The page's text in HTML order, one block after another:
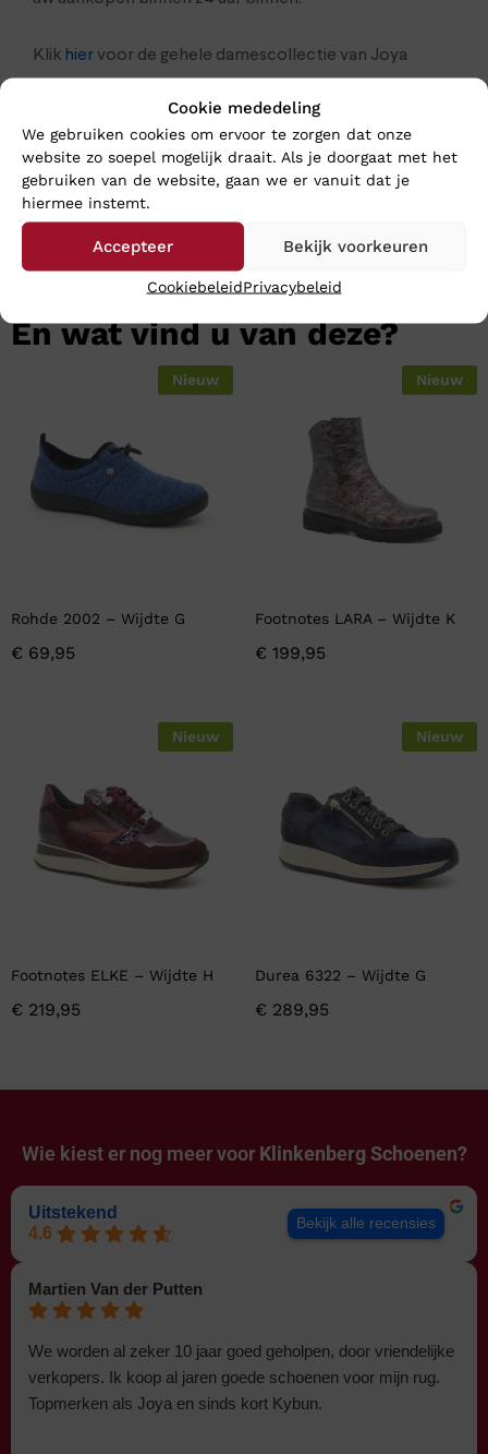
Cookie mededeling
We gebruiken cookies om ervoor te zorgen dat onze
website zo soepel mogelijk draait. Als je doorgaat met het
gebruiken van de website, gaan we er vanuit dat je
hiermee instemt.
Accepteer Bekijk voorkeuren
CookiebeleidPrivacybeleid
Klik hiervoor de gehele damescollectie van Joya
En wat vind u van deze?
Nieuw
Rohde 2002 – Wijdte G
€ 69,95
Nieuw
Footnotes LARA – Wijdte K
€ 199,95
Nieuw
Footnotes ELKE – Wijdte H
€ 219,95
Nieuw
Durea 6322 – Wijdte G
€ 289,95
Wie kiest er nog meer voor Klinkenberg Schoenen?
Uitstekend
4.6
Bekijk alle recensies
Martien Van der Putten
We worden al zeker 10 jaar goed geholpen, door vriendelijke
verkopers. Ik koop al jaren goede schoenen voor mijn rug.
Topmerken als Joya en sinds kort Kybun.